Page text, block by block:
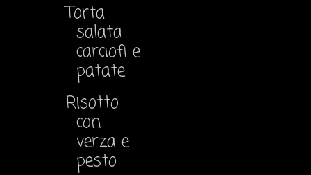
Torta
salata
carciofi e
patate
Risotto
con
verza e
pesto